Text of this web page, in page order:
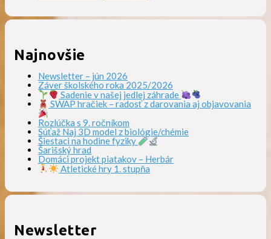
Najnovšie
Newsletter – jún 2026
Záver školského roka 2025/2026
Sadenie v našej jedlej záhrade
SWAP hračiek – radosť z darovania aj objavovania
Rozlúčka s 9. ročníkom
Súťaž Naj 3D model z biológie/chémie
Šiestaci na hodine fyziky
Šarišský hrad
Domáci projekt piatakov – Herbár
Atletické hry 1. stupňa
Newsletter